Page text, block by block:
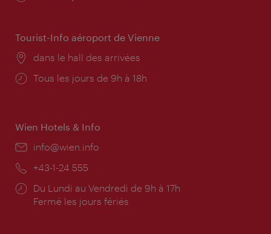
Tourist-Info aéroport de Vienne
Lieu:
dans le hall des arrivées
Horaires
Tous les jours de 9h à 18h
Wien Hotels & Info
E-
info@wien.info
Téléphone:
+43-1-24 555
Horaires
d'ouverture:
Du Lundi au Vendredi de 9h à 17h
Fermé les jours fériés